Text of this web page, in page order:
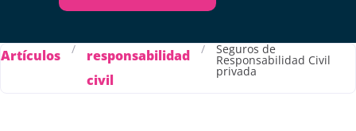
Artículos /
responsabilidad
civil
/ Seguros de
Responsabilidad Civil
privada